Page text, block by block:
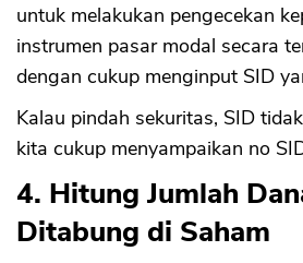
untuk melakukan pengecekan
instrumen pasar modal secara
dengan cukup menginput SID
Kalau pindah sekuritas, SID
kita cukup menyampaikan no
4. Hitung Jumlah
Ditabung di Saham